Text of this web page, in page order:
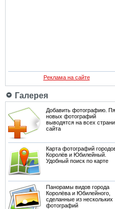
Реклама на сайте
Галерея
Добавить фотографию.
новых фотографий
выводятся на всех
сайта
Карта фотографий
Королёв и Юбилейный.
Удобный поиск по карте
Панорамы видов города
Королёва и Юбилейного,
сделанные из нескольких
фотографий